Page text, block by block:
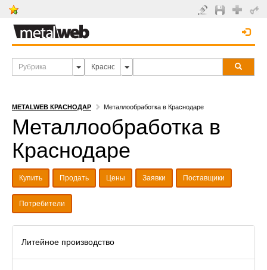
METALWEB КРАСНОДАР Металлообработка в Краснодаре
Металлообработка в
Краснодаре
Купить Продать Цены Заявки Поставщики
Потребители
Литейное производство